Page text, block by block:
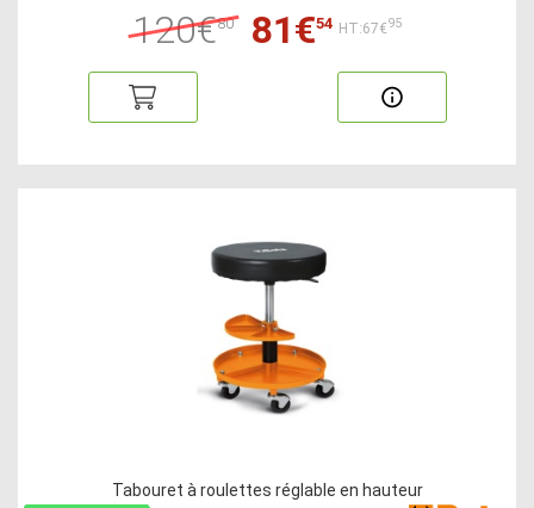
120€80 81€54 HT:67€95
Tabouret à roulettes réglable en hauteur